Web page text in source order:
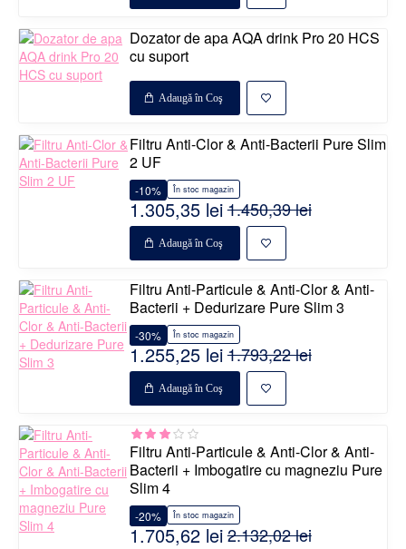
Disponibil la comanda
Dozator de apa AQA drink Pro 20 HCS
cu suport
Adaugă în Coş
Filtru Anti-Clor & Anti-Bacterii Pure Slim
2 UF
În stoc magazin
-10%
1.305,35 lei1.450,39 lei
Adaugă în Coş
Filtru Anti-Particule & Anti-Clor & Anti-
Bacterii + Dedurizare Pure Slim 3
În stoc magazin
-30%
1.255,25 lei1.793,22 lei
Adaugă în Coş
Filtru Anti-Particule & Anti-Clor & Anti-
Bacterii + Imbogatire cu magneziu Pure
Slim 4
În stoc magazin
-20%
1.705,62 lei2.132,02 lei